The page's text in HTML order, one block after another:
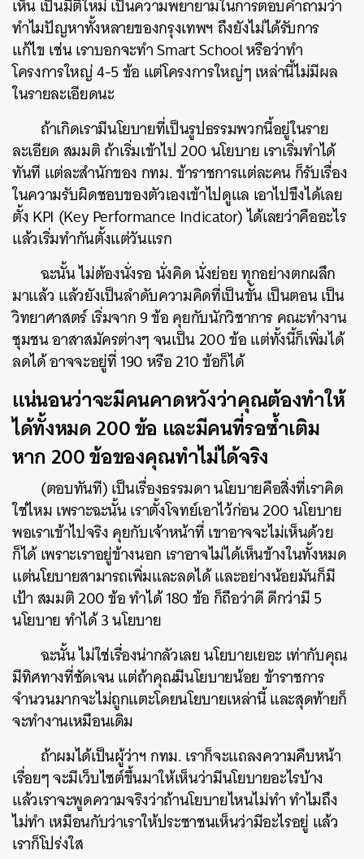
เห็นเป็นมิติใหม่เป็นความพยายามในการตอบคำถามว่า
ทำไมปัญหาทั้งหลายของกรุงเทพฯ ถึงยังไม่ได้รับการ
แก้ไข เช่นเราบอกจะทำSmart Schoolหรือว่าทำ
โครงการใหญ่4-5ข้อ แต่โครงการใหญ่ๆเหล่านี้ไม่มีผล
ในรายละเอียดนะ
ถ้าเกิดเรามีนโยบายที่เป็นรูปธรรมพวกนี้อยู่ในราย
ละเอียดสมมติถ้าเริ่มเข้าไป 200นโยบายเราเริ่มทำได้
ทันที แต่ละสำนักของกทม.ข้าราชการแต่ละคนก็รับเรื่อง
ในความรับผิดชอบของตัวเองเข้าไปดูแล เอาไปขึงได้เลย
ตั้งKPI (Key Performance Indicator)ได้เลยว่าคืออะไร
แล้วเริ่มทำกันตั้งแต่วันแรก
ฉะนั้นไม่ต้องนั่งรอนั่งคิดนั่งย่อยทุกอย่างตกผลึก
มาแล้ว แล้วยังเป็นลำดับความคิดที่เป็นขั้นเป็นตอนเป็น
วิทยาศาสตร์เริ่มจาก9ข้อคุยกับนักวิชาการคณะทำงาน
ชุมชนอาสาสมัครต่างๆจนเป็น200ข้อแต่ทั้งนี้ก็เพิ่มได้
ลดได้อาจจะอยู่ที่190หรือ210ข้อก็ได้
แน่นอนว่าจะมีคนคาดหวังว่าคุณต้องทำให้
ได้ทั้งหมด200ข้อ และมีคนที่รอซ้ำเติม
หาก 200ข้อของคุณทำไม่ได้จริง
(ตอบทันที)เป็นเรื่องธรรมดานโยบายคือสิ่งที่เราคิด
ใช่ไหมเพราะฉะนั้นเราตั้งโจทย์เอาไว้ก่อน200นโยบาย
พอเราเข้าไปจริงคุยกับเจ้าหน้าที่เขาอาจจะไม่เห็นด้วย
ก็ได้เพราะเราอยู่ข้างนอก เราอาจไม่ได้เห็นข้างในทั้งหมด
แต่นโยบายสามารถเพิ่มและลดได้และอย่างน้อยมันก็มี
เป้าสมมติ200ข้อทำได้180ข้อก็ถือว่าดีดีกว่ามี5
นโยบายทำได้3นโยบาย
ฉะนั้นไม่ใช่เรื่องน่ากลัวเลยนโยบายเยอะ เท่ากับคุณ
มีทิศทางที่ชัดเจนแต่ถ้าคุณมีนโยบายน้อยข้าราชการ
จำนวนมากจะไม่ถูกแตะโดยนโยบายเหล่านี้และสุดท้ายก็
จะทำงานเหมือนเดิม
ถ้าผมได้เป็นผู้ว่าฯกทม.เราก็จะแถลงความคืบหน้า
เรื่อยๆจะมีเว็บไซต์ขึ้นมาให้เห็นว่ามีนโยบายอะไรบ้าง
แล้วเราจะพูดความจริงว่าถ้านโยบายไหนไม่ทำทำไมถึง
ไม่ทำ เหมือนกับว่าเราให้ประชาชนเห็นว่ามีอะไรอยู่ แล้ว
เราก็โปร่งใส